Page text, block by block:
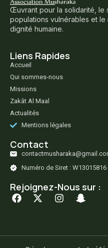
Œuvrant pour la solidarité, le
populations vulnérables et
dignité humaine.
Liens Rapides
Accueil
Qui sommes-nous
Missions
Zakât Al Maal
Actualités
Mentions légales
Contact
Numéro de Siret : W13015816
Rejoignez-Nous sur :